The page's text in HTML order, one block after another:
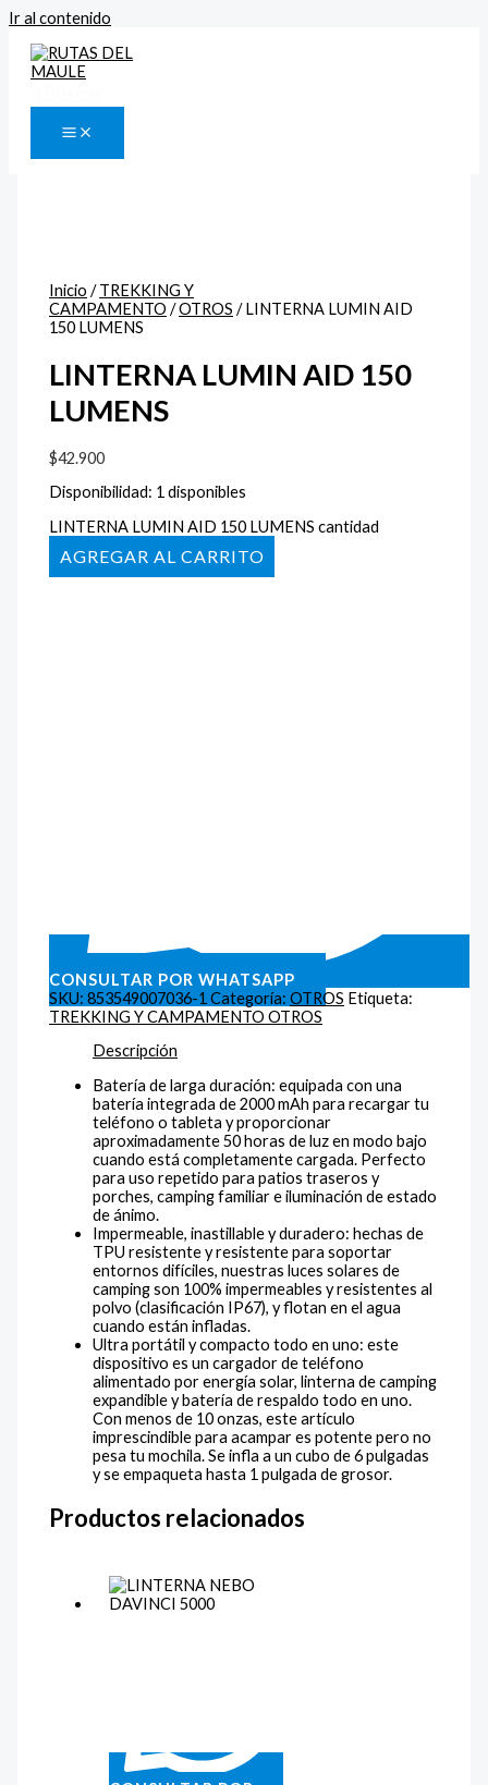
Ir al contenido
Inicio /TREKKING Y
CAMPAMENTO /OTROS / LINTERNA LUMIN AID
150 LUMENS
LINTERNA LUMIN AID 150
LUMENS
$42.900
Disponibilidad: 1 disponibles
LINTERNA LUMIN AID 150 LUMENS cantidad
AÑADIR AL CARRITO
CONSULTAR POR WHATSAPP
SKU:853549007036-1 Categoría:OTROS Etiqueta:
TREKKING Y CAMPAMENTO OTROS
Descripción
Batería de larga duración: equipada con una
batería integrada de 2000 mAh para recargar tu
teléfono o tableta y proporcionar
aproximadamente 50 horas de luz en modo bajo
cuando está completamente cargada. Perfecto
para uso repetido para patios traseros y
porches, camping familiar e iluminación de estado
de ánimo.
Impermeable, inastillable y duradero: hechas de
TPU resistente y resistente para soportar
entornos difíciles, nuestras luces solares de
camping son 100% impermeables y resistentes al
polvo (clasificación IP67), y flotan en el agua
cuando están infladas.
Ultra portátil y compacto todo en uno: este
dispositivo es un cargador de teléfono
alimentado por energía solar, linterna de camping
expandible y batería de respaldo todo en uno.
Con menos de 10 onzas, este artículo
imprescindible para acampar es potente pero no
pesa tu mochila. Se infla a un cubo de 6 pulgadas
y se empaqueta hasta 1 pulgada de grosor.
Productos relacionados